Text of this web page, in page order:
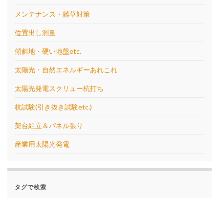
メンテナンス・雑草対策
位置出し測量
傾斜地・硬い地盤etc.
太陽光・自然エネルギーあれこれ
太陽光発電スクリュー杭打ち
杭試験(引き抜き試験etc.)
架台組立＆パネル張り
産業用太陽光発電
タグで検索